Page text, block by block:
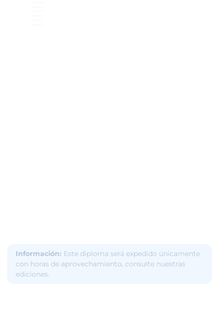
Información: Este diploma será expedido únicamente
con horas de aprovechamiento, consulte nuestras
ediciones.